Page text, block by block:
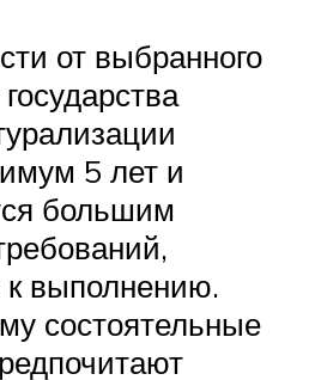
от выбранного
5 лет и
большим
к выполнению.
состоятельные